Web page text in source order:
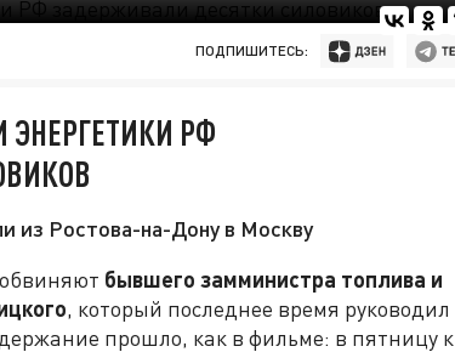
ПОДПИШИТЕСЬ:
РФ
из Ростова-на-Дону в Москву
бывшего замминистра топлива и
, который последнее время руководил
прошло, как в фильме: в пятницу к